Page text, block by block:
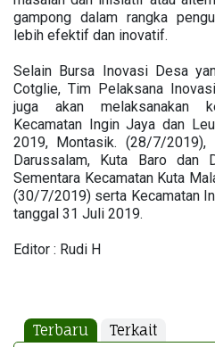
gampong dalam rangka
lebih efektif dan inovatif.
Selain Bursa Inovasi Desa
Cotglie, Tim Pelaksana
juga akan melaksanakan
Kecamatan Ingin Jaya dan
2019, Montasik. (28/7/2019),
Darussalam, Kuta Baro dan
Sementara Kecamatan Kuta
(30/7/2019) serta Kecamatan
tanggal 31 Juli 2019.
Editor : Rudi H
Terbaru Terkait